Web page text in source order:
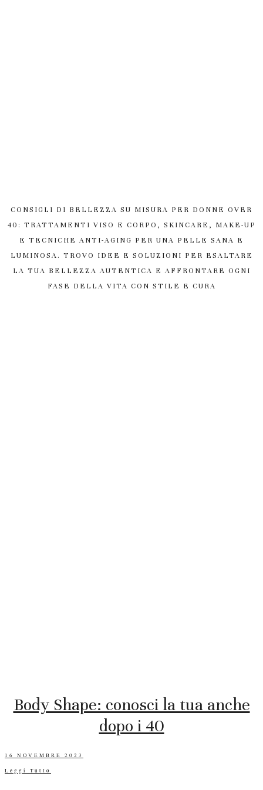
CONSIGLI DI BELLEZZA SU MISURA PER DONNE OVER
40: TRATTAMENTI VISO E CORPO, SKINCARE, MAKE-UP
E TECNICHE ANTI-AGING PER UNA PELLE SANA E
LUMINOSA. TROVO IDEE E SOLUZIONI PER ESALTARE
LA TUA BELLEZZA AUTENTICA E AFFRONTARE OGNI
FASE DELLA VITA CON STILE E CURA
Body Shape: conosci la tua anche
dopo i 40
POSTED
16 NOVEMBRE 2023
Leggi Tutto